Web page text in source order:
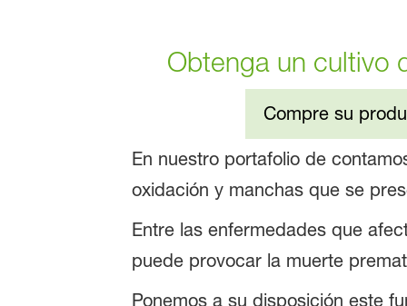
Obtenga un cultivo
Compre su
En nuestro portafolio de
oxidación y manchas que se
Entre las enfermedades que
puede provocar la muerte
Ponemos a su disposición este